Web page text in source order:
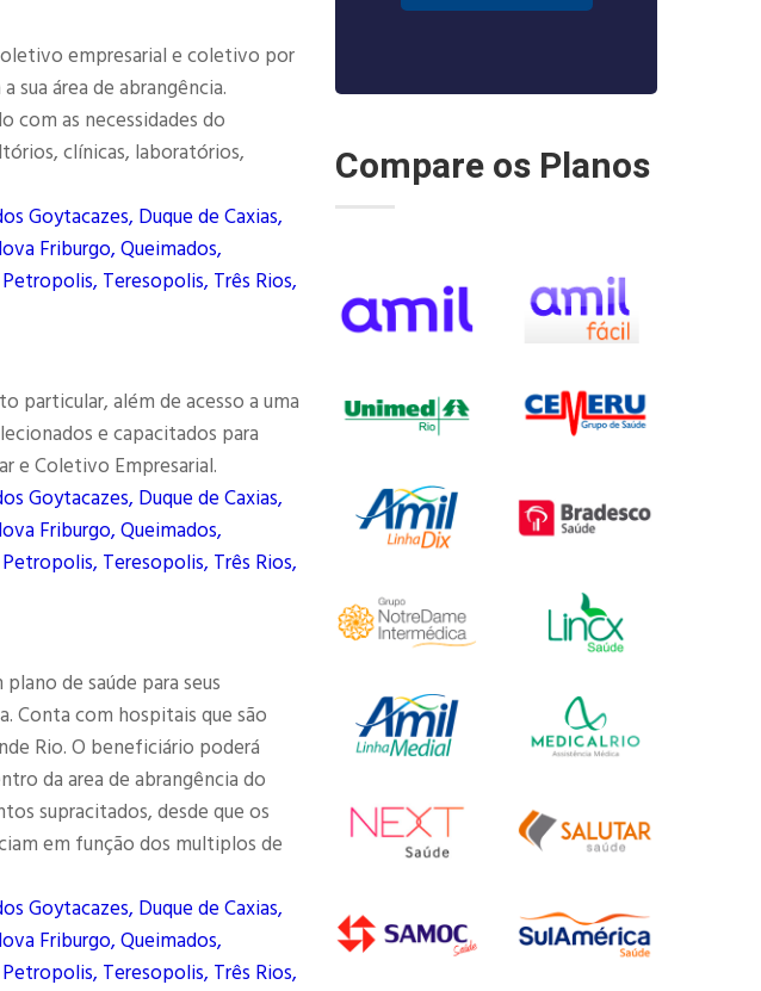
empresarial e coletivo por
área de abrangência.
com as necessidades do
clínicas, laboratórios,
Goytacazes, Duque de Caxias,
Friburgo, Queimados,
Teresopolis, Três Rios,
particular, além de acesso a uma
e capacitados para
e Coletivo Empresarial.
Goytacazes, Duque de Caxias,
Friburgo, Queimados,
Teresopolis, Três Rios,
de saúde para seus
Conta com hospitais que são
Rio. O beneficiário poderá
da area de abrangência do
supracitados, desde que os
em função dos multiplos de
Goytacazes, Duque de Caxias,
Friburgo, Queimados,
Teresopolis, Três Rios,
Compare os Planos